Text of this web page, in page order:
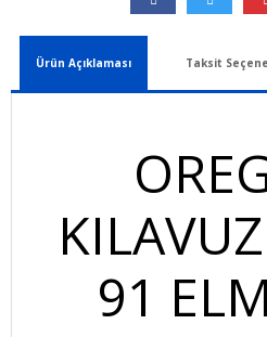
Ürün Açıklaması Taksit
91